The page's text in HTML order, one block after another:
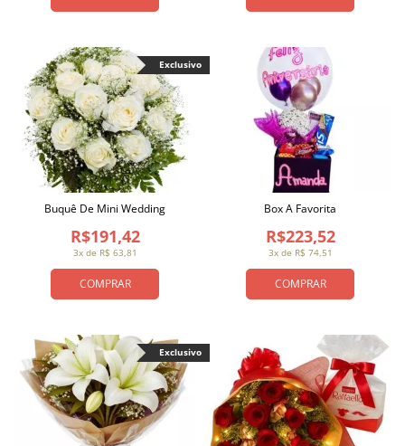
COMPRAR
3x de R$ 63,81
R$191,42
Buquê De Mini Wedding
Exclusivo
COMPRAR
3x de R$ 74,51
R$223,52
Box A Favorita
Exclusivo